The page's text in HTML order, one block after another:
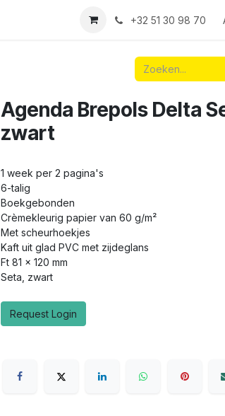
+32 51 30 98 70
Agenda Brepols Delta
zwart
1 week per 2 pagina's
6-talig
Boekgebonden
Crèmekleurig papier van 60 g/m²
Met scheurhoekjes
Kaft uit glad PVC met zijdeglans
Ft 81 x 120 mm
Seta, zwart
Request Login